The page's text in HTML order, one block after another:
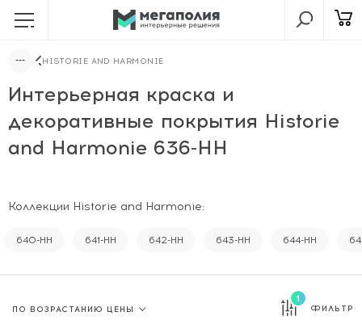
HISTORIE AND HARMONIE
Интерьерная краска и
декоративные покрытия Historie
and Harmonie 636-HH
Коллекции Historie and Harmonie:
640-HH 641-HH 642-HH 643-HH 644-HH
1
ФИЛЬТР